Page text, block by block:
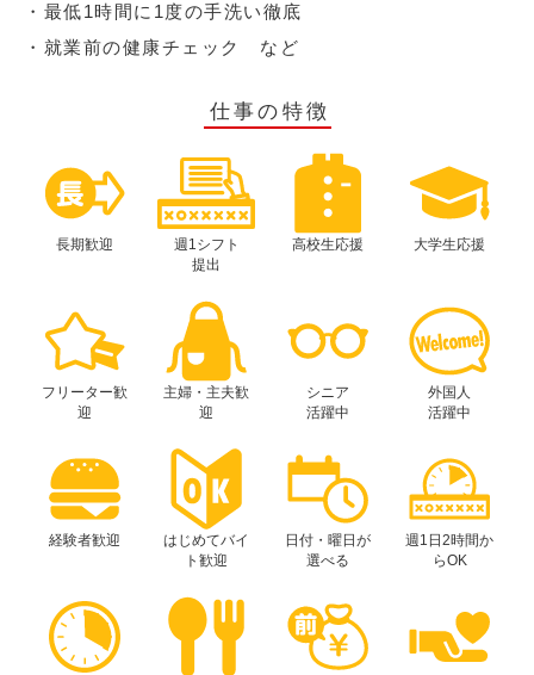
・最低1時間に1度の手洗い徹底
・就業前の健康チェック など
仕事の特徴
長期歓迎
週1シフト
提出
高校生応援 大学生応援
フリーター歓
迎
主婦・主夫歓
迎
シニア
活躍中
外国人
活躍中
経験者歓迎
はじめてバイ
ト歓迎
日付・曜日が
選べる
週1日2時間か
らOK